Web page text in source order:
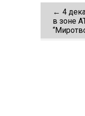
Post
← 4
в зоне